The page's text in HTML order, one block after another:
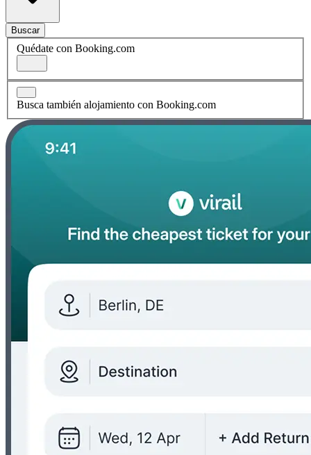
Buscar
Quédate con Booking.com
Busca también alojamiento con Booking.com